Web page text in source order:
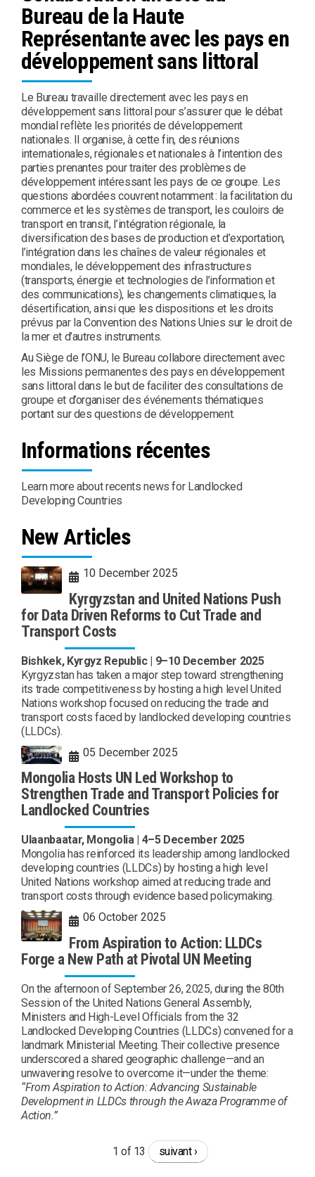
Bureau de la Haute
Représentante avec les pays en
développement sans littoral
Le Bureau travaille directement avec les pays en
développement sans littoral pour s’assurer que le débat
mondial reflète les priorités de développement
nationales. Il organise, à cette fin, des réunions
internationales, régionales et nationales à l’intention des
parties prenantes pour traiter des problèmes de
développement intéressant les pays de ce groupe. Les
questions abordées couvrent notamment : la facilitation du
commerce et les systèmes de transport, les couloirs de
transport en transit, l’intégration régionale, la
diversification des bases de production et d’exportation,
l’intégration dans les chaînes de valeur régionales et
mondiales, le développement des infrastructures
(transports, énergie et technologies de l’information et
des communications), les changements climatiques, la
désertification, ainsi que les dispositions et les droits
prévus par la Convention des Nations Unies sur le droit de
la mer et d’autres instruments.
Au Siège de l’ONU, le Bureau collabore directement avec
les Missions permanentes des pays en développement
sans littoral dans le but de faciliter des consultations de
groupe et d’organiser des événements thématiques
portant sur des questions de développement.
Informations récentes
Learn more about recents news for Landlocked
Developing Countries
New Articles
10 December 2025
Kyrgyzstan and United Nations Push
for Data Driven Reforms to Cut Trade and
Transport Costs
Bishkek, Kyrgyz Republic | 9–10 December 2025
Kyrgyzstan has taken a major step toward strengthening
its trade competitiveness by hosting a high level United
Nations workshop focused on reducing the trade and
transport costs faced by landlocked developing countries
(LLDCs).
05 December 2025
Mongolia Hosts UN Led Workshop to
Strengthen Trade and Transport Policies for
Landlocked Countries
Ulaanbaatar, Mongolia | 4–5 December 2025
Mongolia has reinforced its leadership among landlocked
developing countries (LLDCs) by hosting a high level
United Nations workshop aimed at reducing trade and
transport costs through evidence based policymaking.
06 October 2025
From Aspiration to Action: LLDCs
Forge a New Path at Pivotal UN Meeting
On the afternoon of September 26, 2025, during the 80th
Session of the United Nations General Assembly,
Ministers and High-Level Officials from the 32
Landlocked Developing Countries (LLDCs) convened for a
landmark Ministerial Meeting. Their collective presence
underscored a shared geographic challenge—and an
unwavering resolve to overcome it—under the theme:
“From Aspiration to Action: Advancing Sustainable
Development in LLDCs through the Awaza Programme of
Action.”
1 of 13 suivant ›